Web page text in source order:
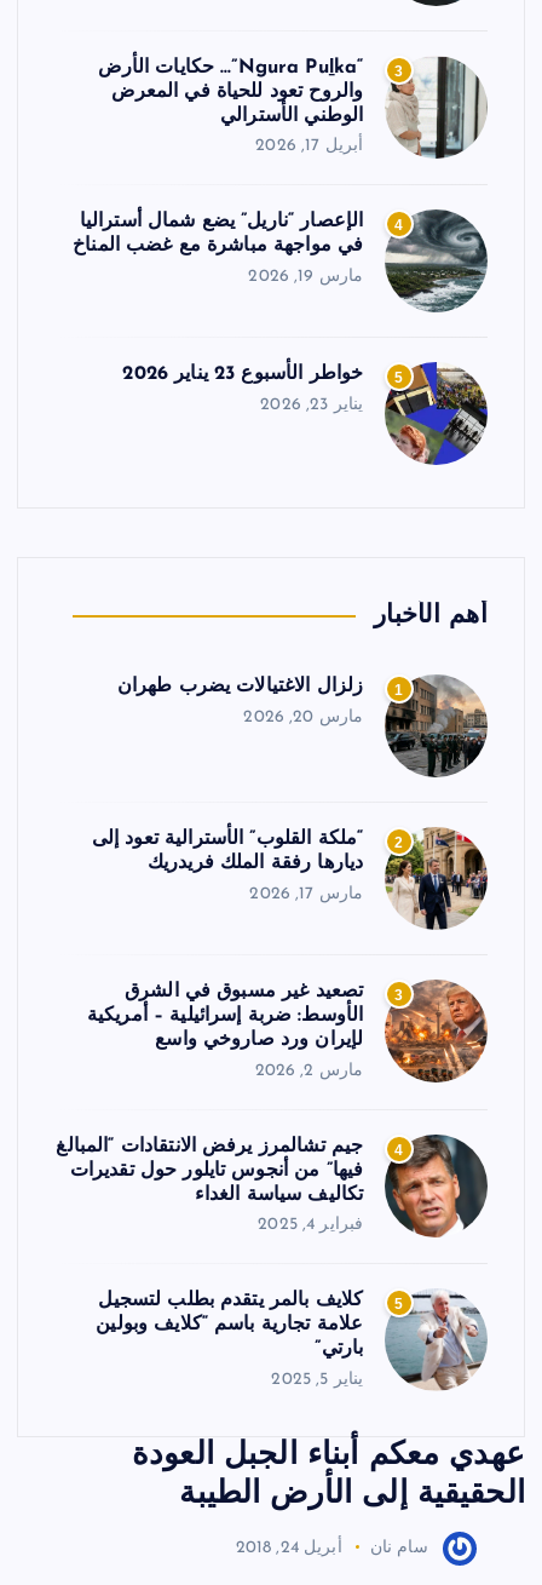
3
“Ngura Puḻka”… حكايات الأرض
والروح تعود للحياة في المعرض
الوطني الأسترالي
أبريل 17, 2026
4
الإعصار “ناريل” يضع شمال أستراليا
في مواجهة مباشرة مع غضب المناخ
مارس 19, 2026
5 خواطر الأسبوع 23 يناير 2026
يناير 23, 2026
أهم الأخبار
1 زلزال الاغتيالات يضرب طهران
مارس 20, 2026
2
“ملكة القلوب” الأسترالية تعود إلى
ديارها رفقة الملك فريدريك
مارس 17, 2026
3
تصعيد غير مسبوق في الشرق
الأوسط: ضربة إسرائيلية – أمريكية
لإيران ورد صاروخي واسع
مارس 2, 2026
4
جيم تشالمرز يرفض الانتقادات “المبالغ
فيها” من أنجوس تايلور حول تقديرات
تكاليف سياسة الغداء
فبراير 4, 2025
5
كلايف بالمر يتقدم بطلب لتسجيل
علامة تجارية باسم “كلايف وبولين
بارتي”
يناير 5, 2025
عهدي معكم أبناء الجبل العودة
الحقيقية إلى الأرض الطيبة
سام نان أبريل 24, 2018